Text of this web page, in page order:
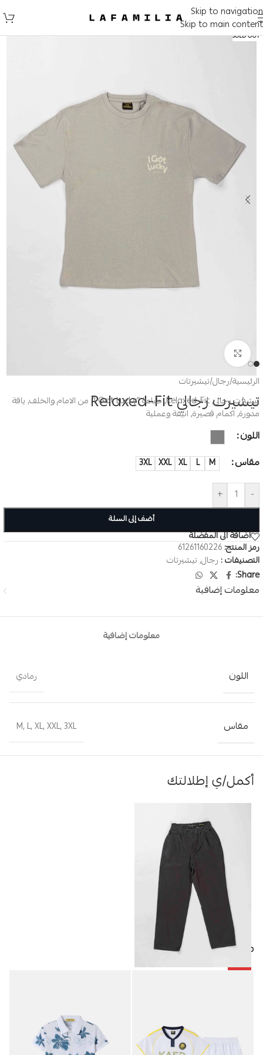
Skip to navigation
Skip to main content
SOLD OUT
Click to enlarge
الرئيسية/رجال/تيشيرتات
تيشيرت رجالي Relaxed-Fit
تيشيرت رجالي, Relaxed-Fit, طباعة “I Got Lucky” من الامام والخلف, ياقة
مدورة, اكمام قصيرة, انيقة وعملية
اللون
مقاس
M
L
XL
XXL
3XL
-
+
أضف إلى السلة
اضافة الى المفضلة
رمز المنتج: 61261160226
التصنيفات : رجال, تيشيرتات
Share:
معلومات إضافية
معلومات إضافية
اللون رمادي
مقاس M, L, XL, XXL, 3XL
أكمل/ي إطلالتك
منتجات مميزة